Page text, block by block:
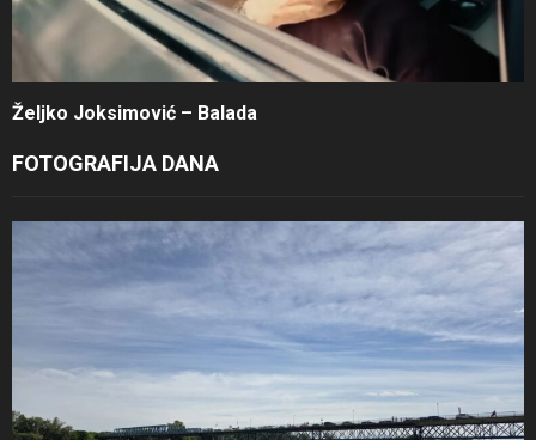
Željko Joksimović – Balada
FOTOGRAFIJA DANA